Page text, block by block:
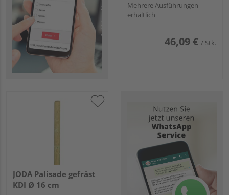
Mehrere Ausführungen
erhältlich
46,09 € / Stk.
JODA Palisade gefräst
KDI Ø 16 cm